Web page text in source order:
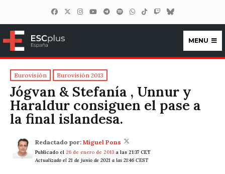
ESCplus España
MENU
Eurovisión Eurovisión 2013
Jógvan & Stefanía , Unnur y
Haraldur consiguen el pase a
la final islandesa.
Redactado por: Miguel Pons
Publicado el 26 de enero de 2013 a las 21:37 CET
Actualizado el 21 de junio de 2021 a las 21:46 CEST